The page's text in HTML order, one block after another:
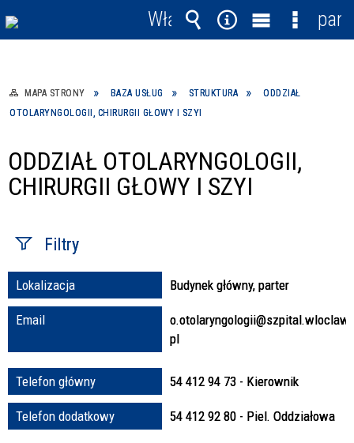
MAPA STRONY BAZA USŁUG STRUKTURA
ODDZIAŁ
OTOLARYNGOLOGII, CHIRURGII GŁOWY I SZYI
ODDZIAŁ OTOLARYNGOLOGII,
CHIRURGII GŁOWY I SZYI
Filtry
Fraza / imię,
nazwisko
Struktura
Lokalizacja Budynek główny, parter
Email
pl
Telefon główny 54 412 94 73 - Kierownik
Telefon dodatkowy 54 412 92 80 - Piel. Oddziałowa
Włącz
powiadomienia
Wyszukiwarka
Narzędzia
MenuMenu